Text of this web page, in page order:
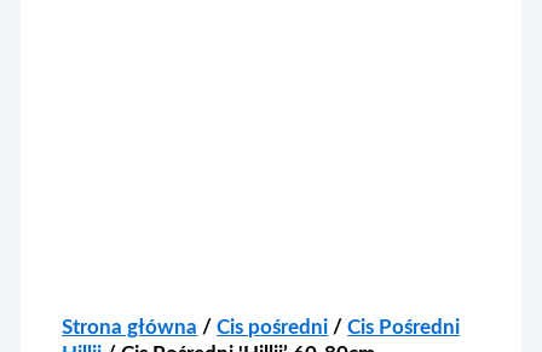
Strona główna /Cis pośredni /Cis Pośredni